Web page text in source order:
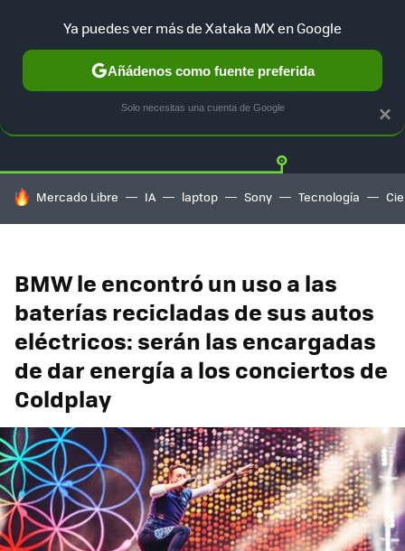
TESLA UBER AUTO ELECTRICO Twitter
HOY SE HABLA DE
Mercado Libre IA laptop Sony Tecnología
BMW le encontró un uso a las
baterías recicladas de sus autos
eléctricos: serán las encargadas
de dar energía a los conciertos de
Coldplay
×
Ya puedes ver más de Xataka MX en Google
Añádenos como fuente preferida
Solo necesitas una cuenta de Google